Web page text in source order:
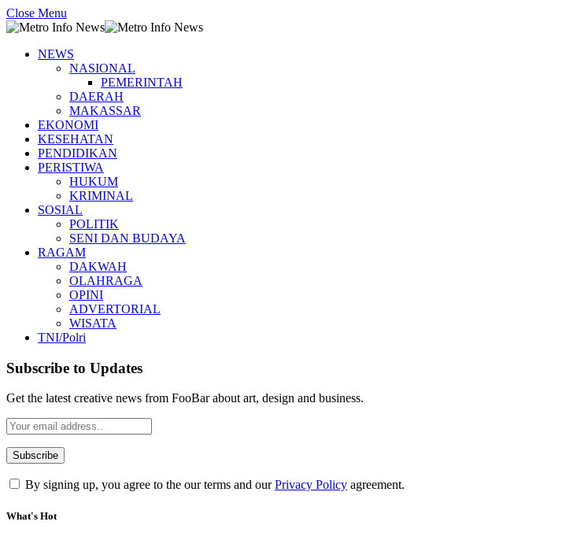
Close Menu
NEWS
NASIONAL
PEMERINTAH
DAERAH
MAKASSAR
EKONOMI
KESEHATAN
PENDIDIKAN
PERISTIWA
HUKUM
KRIMINAL
SOSIAL
POLITIK
SENI DAN BUDAYA
RAGAM
DAKWAH
OLAHRAGA
OPINI
ADVERTORIAL
WISATA
TNI/Polri
Subscribe to Updates
Get the latest creative news from FooBar about art, design and business.
By signing up, you agree to the our terms and ourPrivacy Policy agreement.
What's Hot